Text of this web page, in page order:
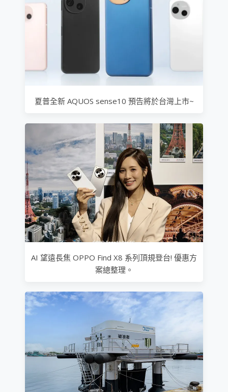
夏普全新 AQUOS sense10 預告將於台灣上市~
AI 望遠長焦 OPPO Find X8 系列頂規登台! 優惠方
案總整理。